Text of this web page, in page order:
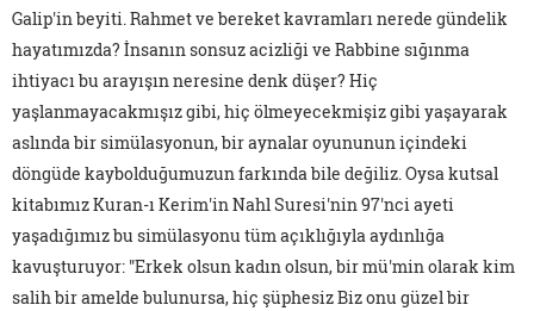
Galip'in beyiti. Rahmet ve bereket kavramları nerede gündelik
hayatımızda? İnsanın sonsuz acizliği ve Rabbine sığınma
ihtiyacı bu arayışın neresine denk düşer? Hiç
yaşlanmayacakmışız gibi, hiç ölmeyecekmişiz gibi yaşayarak
aslında bir simülasyonun, bir aynalar oyununun içindeki
döngüde kaybolduğumuzun farkında bile değiliz. Oysa kutsal
kitabımız Kuran-ı Kerim'in Nahl Suresi'nin 97'nci ayeti
yaşadığımız bu simülasyonu tüm açıklığıyla aydınlığa
kavuşturuyor: "Erkek olsun kadın olsun, bir mü'min olarak kim
salih bir amelde bulunursa, hiç şüphesiz Biz onu güzel bir